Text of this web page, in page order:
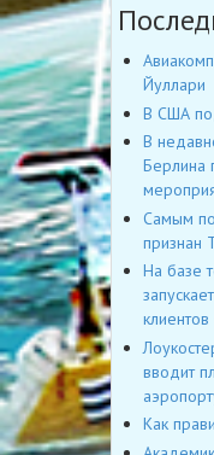
Йуллари
В США
В
Берлина
Самым
признан
На базе
вводит
Как